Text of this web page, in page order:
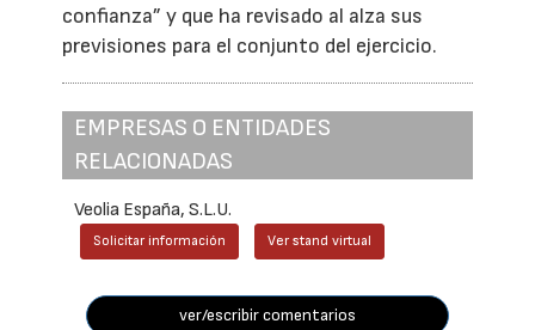
confianza” y que ha revisado al alza sus
previsiones para el conjunto del ejercicio.
EMPRESAS O ENTIDADES
RELACIONADAS
Veolia España, S.L.U.
Solicitar información Ver stand virtual
ver/escribir comentarios